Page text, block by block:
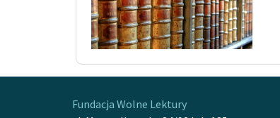
Fundacja Wolne Lektury